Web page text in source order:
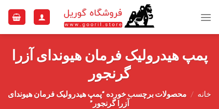
پمپ هیدرولیک فرمان هیوندای آزرا
گرنجور
خانه / محصولات برچسب خورده “پمپ هیدرولیک فرمان هیوندای
آزرا گرنجور”